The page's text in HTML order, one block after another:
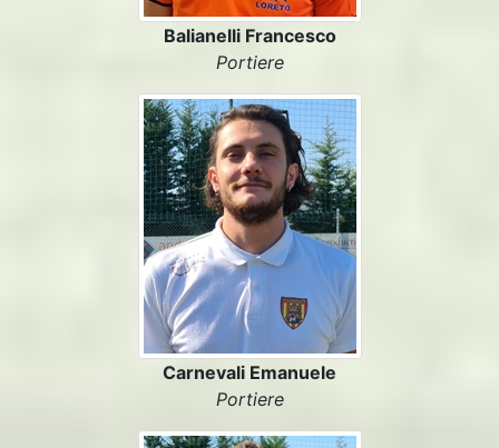
Balianelli Francesco
Portiere
Carnevali Emanuele
Portiere